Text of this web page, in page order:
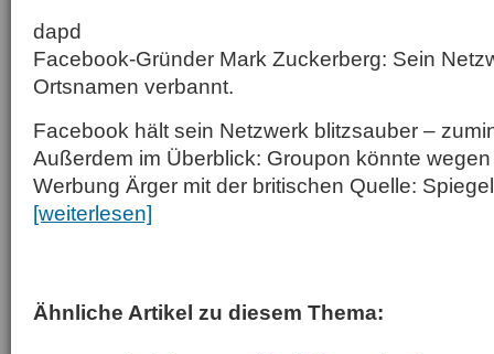
dapd
Facebook-Gründer Mark Zuckerberg: Sein
Ortsnamen verbannt.
Facebook hält sein Netzwerk blitzsauber –
Außerdem im Überblick: Groupon könnte
Werbung Ärger mit der britischen Quelle:
[weiterlesen]
Ähnliche Artikel zu diesem Thema: